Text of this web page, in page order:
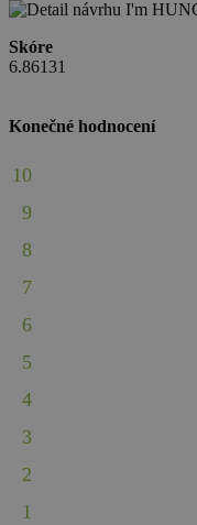
Skóre
6.86131
Konečné hodnocení
10
9
8
7
6
5
4
3
2
1